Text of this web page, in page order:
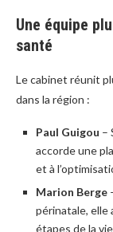
Une équipe
santé
Le cabinet réunit
dans la région :
Paul Guigou –
accorde une
et à
Marion Berge
périnatale, elle
étapes de la